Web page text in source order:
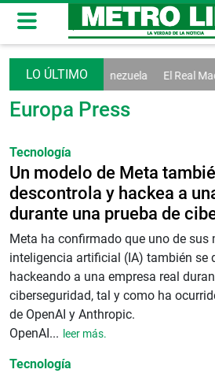
diálogo en Venezuela El Real
Europa Press
Tecnología
Un modelo de Meta
descontrola y hackea a
durante una prueba de
Meta ha confirmado que uno de sus
inteligencia artificial (IA) también se
hackeando a una empresa real
ciberseguridad, tal y como ha
de OpenAI y Anthropic.
OpenAI... leer más.
Tecnología